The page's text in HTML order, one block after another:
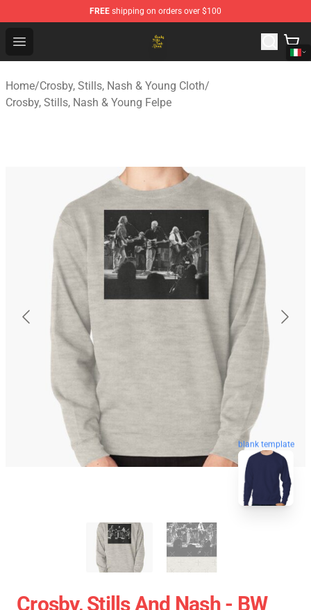
FREE shipping on orders over $100
Open menu
Crosby, Stills, Nash & Young Store - Official Crosby,
Home/Crosby, Stills, Nash & Young Cloth/
Crosby, Stills, Nash & Young Felpe
blank template
Crosby, Stills And Nash - BW